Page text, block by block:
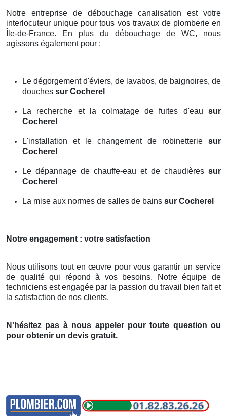
Notre entreprise de débouchage canalisation est votre
interlocuteur unique pour tous vos travaux de plomberie en
Île-de-France. En plus du débouchage de WC, nous
agissons également pour :
Le dégorgement d'éviers, de lavabos, de baignoires, de
douches sur Cocherel
La recherche et la colmatage de fuites d'eau sur
Cocherel
L'installation et le changement de robinetterie sur
Cocherel
Le dépannage de chauffe-eau et de chaudières sur
Cocherel
La mise aux normes de salles de bains sur Cocherel
Notre engagement : votre satisfaction
Nous utilisons tout en œuvre pour vous garantir un service
de qualité qui répond à vos besoins. Notre équipe de
techniciens est engagée par la passion du travail bien fait et
la satisfaction de nos clients.
N'hésitez pas à nous appeler pour toute question ou
pour obtenir un devis gratuit.